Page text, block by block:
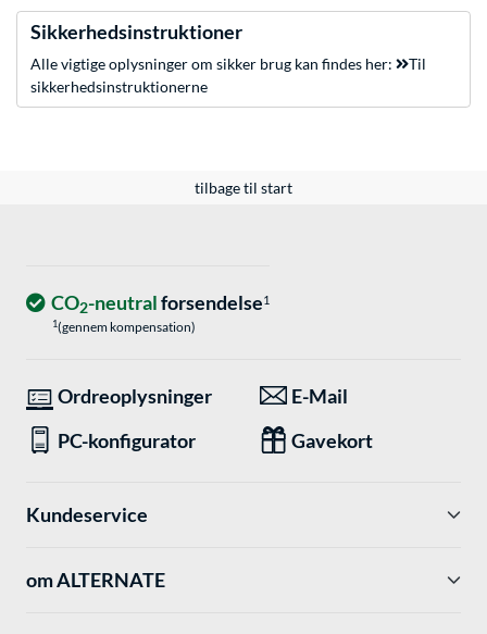
Sikkerhedsinstruktioner
Alle vigtige oplysninger om sikker brug kan findes her:
Til
sikkerhedsinstruktionerne
tilbage til start
CO2-neutralforsendelse1
1(gennem kompensation)
Ordreoplysninger
E-Mail
PC-konfigurator
Gavekort
Kundeservice
om ALTERNATE